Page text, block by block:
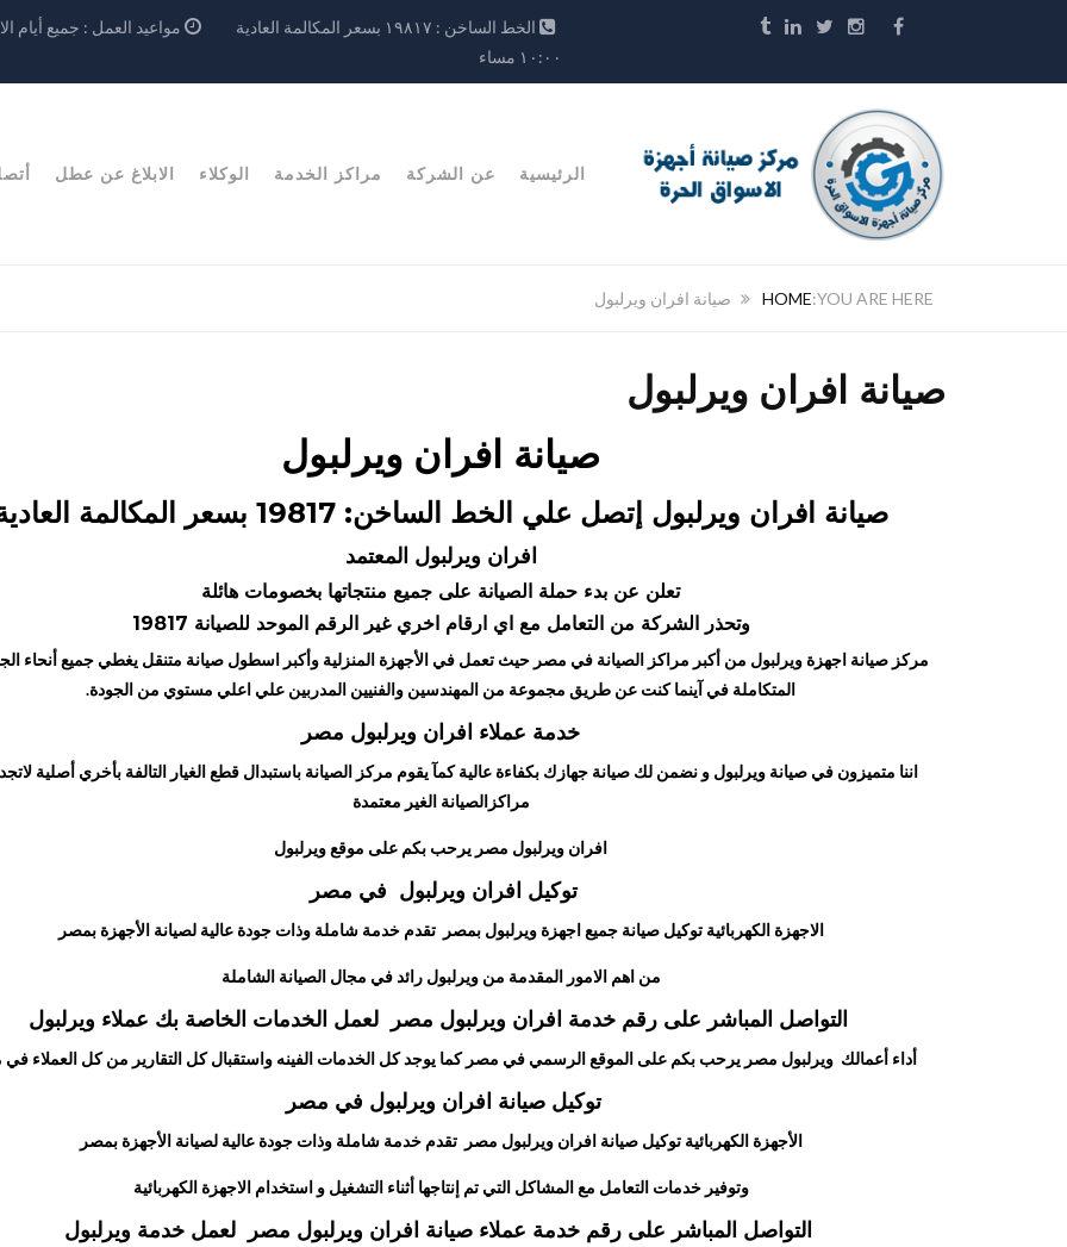
الخط الساخن : ١٩٨١٧ بسعر المكالمة العادية
١٠:٠٠ مساء
الرئيسية عن الشركة مراكز الخدمة الوكلاء الابلاغ عن عطل
HOME صيانة افران ويرلبول
صيانة افران ويرلبول
صيانة افران ويرلبول
صيانة افران ويرلبول إتصل علي الخط الساخن: 19817 بسعر المكالمة
افران ويرلبول المعتمد
تعلن عن بدء حملة الصيانة على جميع منتجاتها بخصومات هائلة
وتحذر الشركة من التعامل مع اي ارقام اخري غير الرقم الموحد للصيانة 19817
مركز صيانة اجهزة ويرلبول من أكبر مراكز الصيانة في مصر حيث تعمل في الأجهزة المنزلية وأكبر اسطول صيانة متنقل يغطي جميع أنحاء
المتكاملة في آينما كنت عن طريق مجموعة من المهندسين والفنيين المدربين علي اعلي مستوي من الجودة.
خدمة عملاء افران ويرلبول مصر
اننا متميزون في صيانة ويرلبول و نضمن لك صيانة جهازك بكفاءة عالية كمآ يقوم مركز الصيانة باستبدال قطع الغيار التالفة بأخري أصلية
مراكزالصيانة الغير معتمدة
افران ويرلبول مصر يرحب بكم على موقع ويرلبول
توكيل افران ويرلبول في مصر
الاجهزة الكهربائية توكيل صيانة جميع اجهزة ويرلبول بمصر تقدم خدمة شاملة وذات جودة عالية لصيانة الأجهزة بمصر
من اهم الامور المقدمة من ويرلبول رائد في مجال الصيانة الشاملة
التواصل المباشر على رقم خدمة افران ويرلبول مصر لعمل الخدمات الخاصة بك عملاء ويرلبول
أداء أعمالك ويرلبول مصر يرحب بكم على الموقع الرسمي في مصر كما يوجد كل الخدمات الفينه واستقبال كل التقارير من كل العملاء
توكيل صيانة افران ويرلبول في مصر
الأجهزة الكهربائية توكيل صيانة افران ويرلبول مصر تقدم خدمة شاملة وذات جودة عالية لصيانة الأجهزة بمصر
وتوفير خدمات التعامل مع المشاكل التي تم إنتاجها أثناء التشغيل و استخدام الاجهزة الكهربائية
التواصل المباشر على رقم خدمة عملاء صيانة افران ويرلبول مصر لعمل خدمة ويرلبول